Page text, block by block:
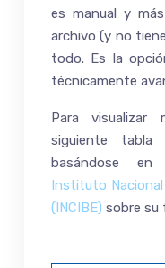
es manual y
archivo (y no
todo. Es la
técnicamente
Para visualizar
siguiente tabla
basándose en
Instituto Nacional
(INCIBE) sobre su